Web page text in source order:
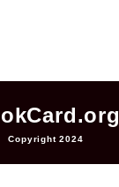
Copyright 2024